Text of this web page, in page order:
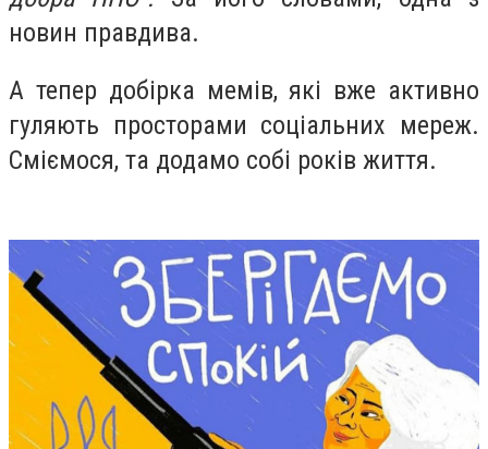
новин правдива.
А тепер добірка мемів, які вже активно
гуляють просторами соціальних мереж.
Сміємося, та додамо собі років життя.